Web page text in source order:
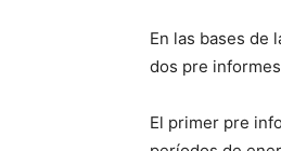
En las bases de
dos pre
El primer pre